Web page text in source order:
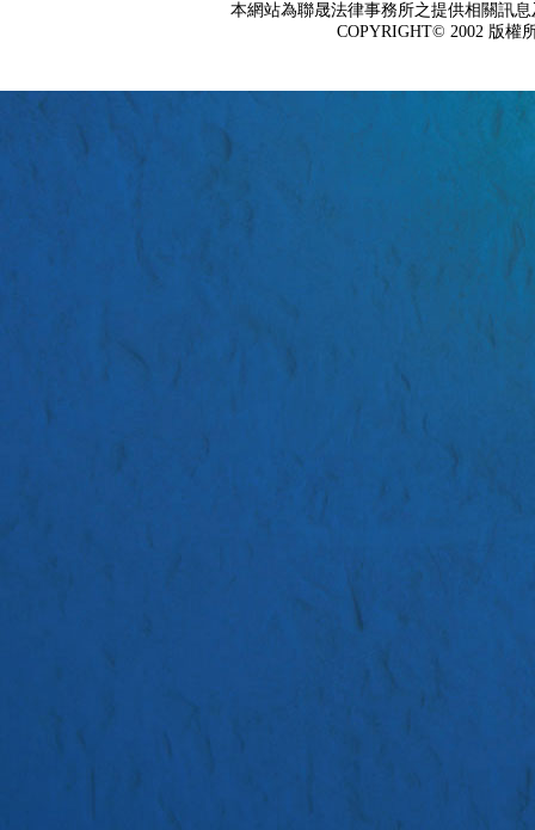
本網站為聯晟法律事務所之提供相關訊
COPYRIGHT© 2002 版權